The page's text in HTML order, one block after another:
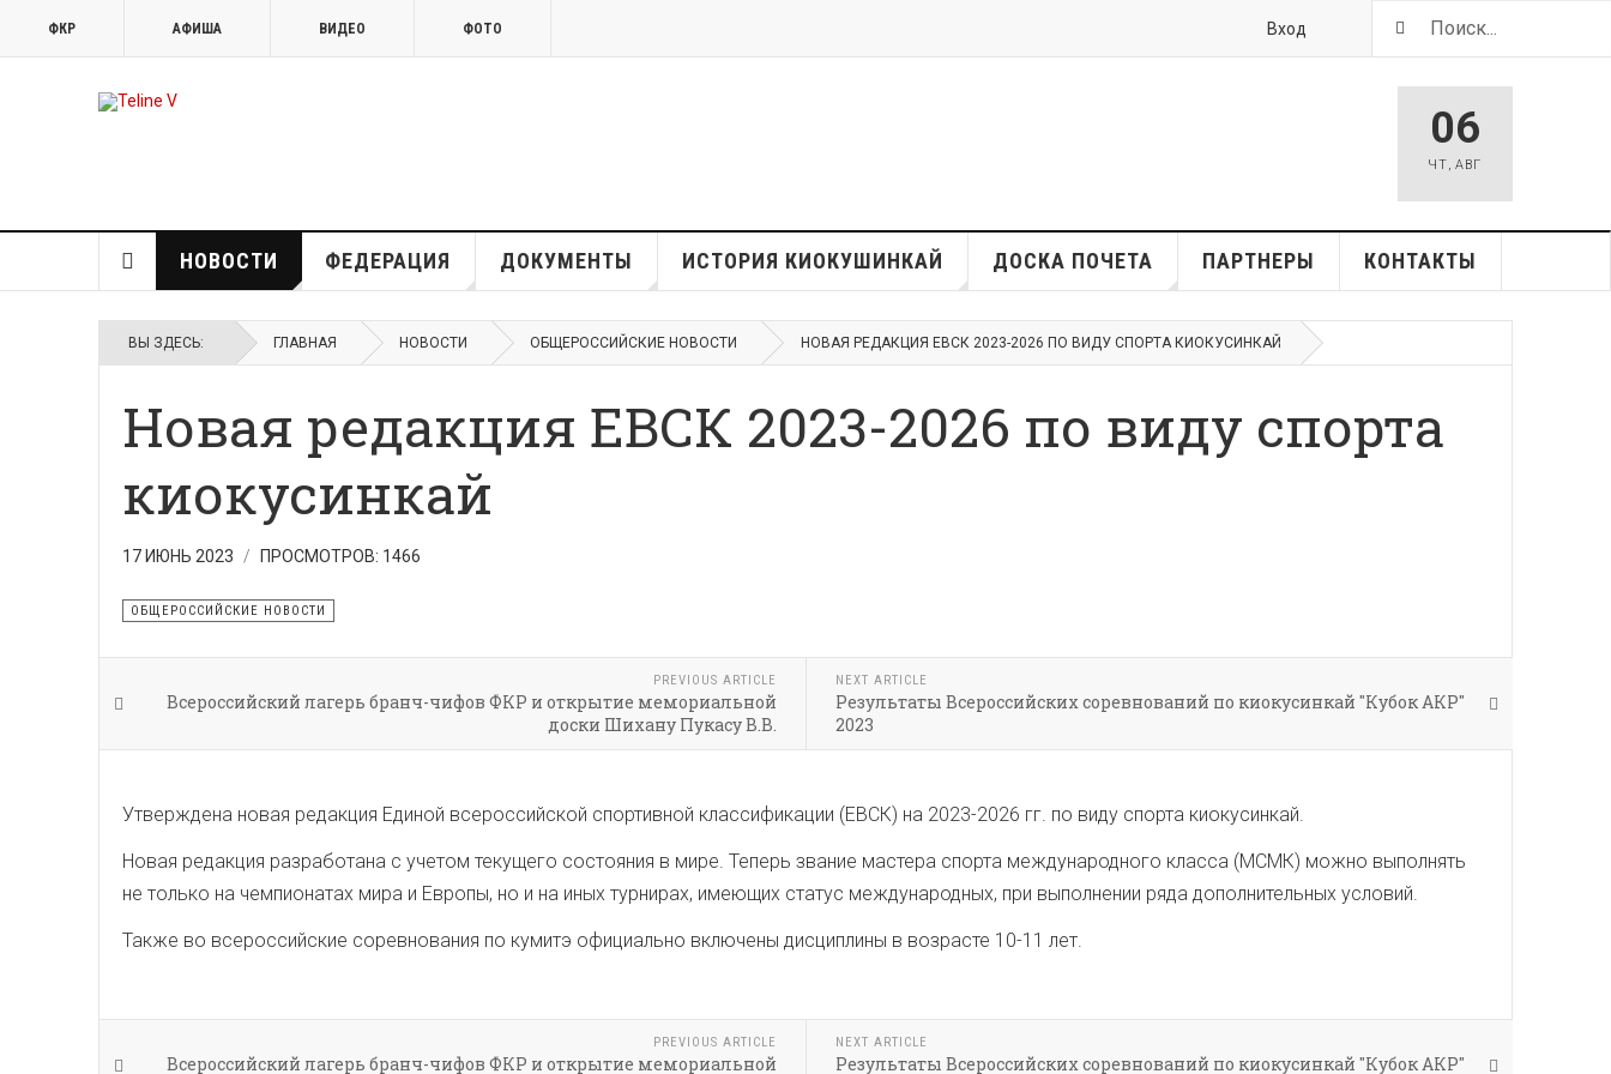
ФКР АФИША ВИДЕО ФОТО Вход
06
ЧТ,АВГ
НОВОСТИ ФЕДЕРАЦИЯ ДОКУМЕНТЫ ИСТОРИЯ КИОКУШИНКАЙ ДОСКА ПОЧЕТА ПАРТНЕРЫ КОНТАКТЫ
ВЫ ЗДЕСЬ: ГЛАВНАЯ НОВОСТИ ОБЩЕРОССИЙСКИЕ НОВОСТИ НОВАЯ РЕДАКЦИЯ ЕВСК 2023-2026 ПО ВИДУ СПОРТА КИОКУСИНКАЙ
Новая редакция ЕВСК 2023-2026 по виду спорта
киокусинкай
17 ИЮНЬ 2023 ПРОСМОТРОВ: 1466
ОБЩЕРОССИЙСКИЕ НОВОСТИ
PREVIOUS ARTICLE
Всероссийский лагерь бранч-чифов ФКР и открытие мемориальной
доски Шихану Пукасу В.В.
NEXT ARTICLE
Результаты Всероссийских соревнований по киокусинкай "Кубок АКР"
2023
Утверждена новая редакция Единой всероссийской спортивной классификации (ЕВСК) на 2023-2026 гг. по виду спорта киокусинкай.
Новая редакция разработана с учетом текущего состояния в мире. Теперь звание мастера спорта международного класса (МСМК) можно выполнять
не только на чемпионатах мира и Европы, но и на иных турнирах, имеющих статус международных, при выполнении ряда дополнительных условий.
Также во всероссийские соревнования по кумитэ официально включены дисциплины в возрасте 10-11 лет.
PREVIOUS ARTICLE
Всероссийский лагерь бранч-чифов ФКР и открытие мемориальной
NEXT ARTICLE
Результаты Всероссийских соревнований по киокусинкай "Кубок АКР"